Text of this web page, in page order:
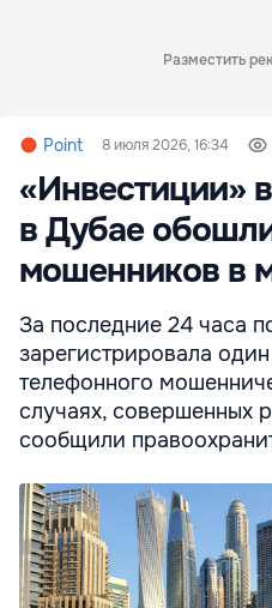
Разместить
Point 8 июля 2026, 16:34
«Инвестиции»
в Дубае
мошенников в
За последние 24 часа
зарегистрировала
телефонного
случаях, совершенных
сообщили